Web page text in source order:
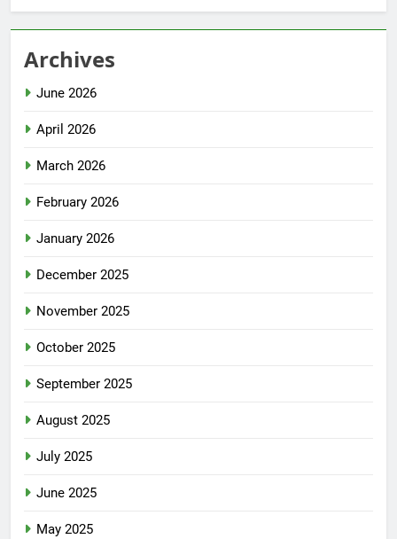
Archives
June 2026
April 2026
March 2026
February 2026
January 2026
December 2025
November 2025
October 2025
September 2025
August 2025
July 2025
June 2025
May 2025